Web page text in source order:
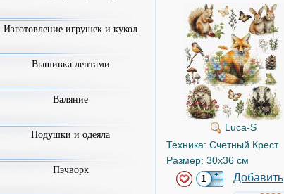
Luca-S
Техника: Счетный Крест
Размер: 30x36 см
Добавить
Изготовление игрушек и кукол
Вышивка лентами
Валяние
Подушки и одеяла
Пэчворк